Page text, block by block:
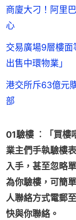
商廈大刁！阿里
心
交易廣場9層樓
出售中環物業」
港交所斥63億元
部
01驗樓 ︰「買樓
業主們手執驗樓
入手，甚至忽略
為你驗樓，可簡
人聯絡方式電郵
快與你聯絡。